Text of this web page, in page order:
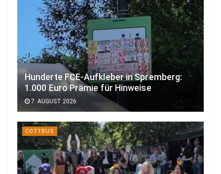
Hunderte FCE-Aufkleber in Spremberg:
1.000 Euro Prämie für Hinweise
7. AUGUST 2026
COTTBUS